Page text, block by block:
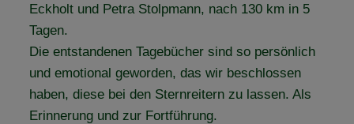
Eckholt und Petra Stolpmann, nach 130 km in 5
Tagen.
Die entstandenen Tagebücher sind so persönlich
und emotional geworden, das wir beschlossen
haben, diese bei den Sternreitern zu lassen. Als
Erinnerung und zur Fortführung.